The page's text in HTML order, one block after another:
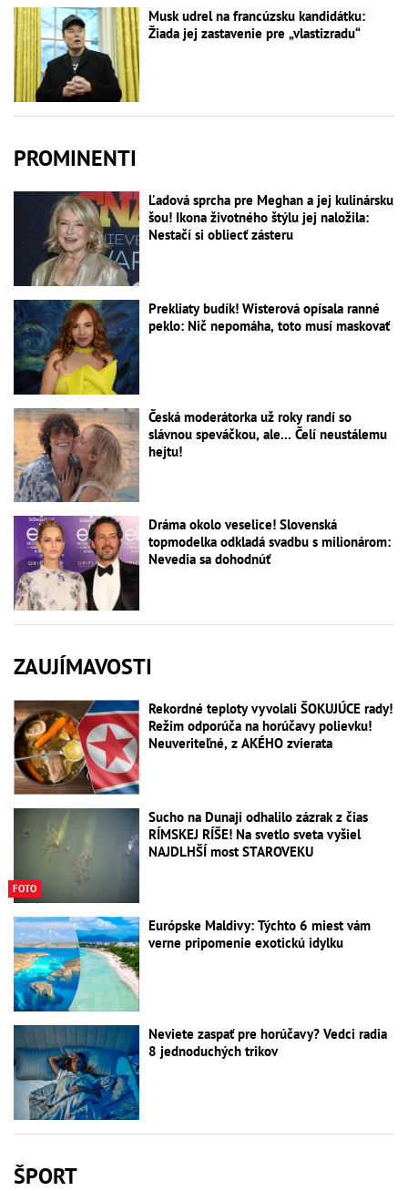
Musk udrel na francúzsku kandidátku:
Žiada jej zastavenie pre „vlastizradu“
PROMINENTI
Ľadová sprcha pre Meghan a jej kulinársku
šou! Ikona životného štýlu jej naložila:
Nestačí si obliecť zásteru
Prekliaty budík! Wisterová opísala ranné
peklo: Nič nepomáha, toto musí maskovať
Česká moderátorka už roky randí so
slávnou speváčkou, ale... Čelí neustálemu
hejtu!
Dráma okolo veselice! Slovenská
topmodelka odkladá svadbu s milionárom:
Nevedia sa dohodnúť
ZAUJÍMAVOSTI
Rekordné teploty vyvolali ŠOKUJÚCE rady!
Režim odporúča na horúčavy polievku!
Neuveriteľné, z AKÉHO zvierata
FOTO
Sucho na Dunaji odhalilo zázrak z čias
RÍMSKEJ RÍŠE! Na svetlo sveta vyšiel
NAJDLHŠÍ most STAROVEKU
Európske Maldivy: Týchto 6 miest vám
verne pripomenie exotickú idylku
Neviete zaspať pre horúčavy? Vedci radia
8 jednoduchých trikov
ŠPORT